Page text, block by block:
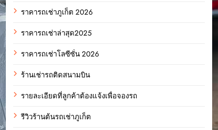
ราคารถเช่าภูเก็ต 2026
ราคารถเช่าล่าสุด2025
ราคารถเช่าโลซีซั่น 2026
ร้านเช่ารถติดสนามบิน
รายละเอียดที่ลูกค้าต้องแจ้งเพื่อจองรถ
รีวิวร้านต้นรถเช่าภูเก็ต